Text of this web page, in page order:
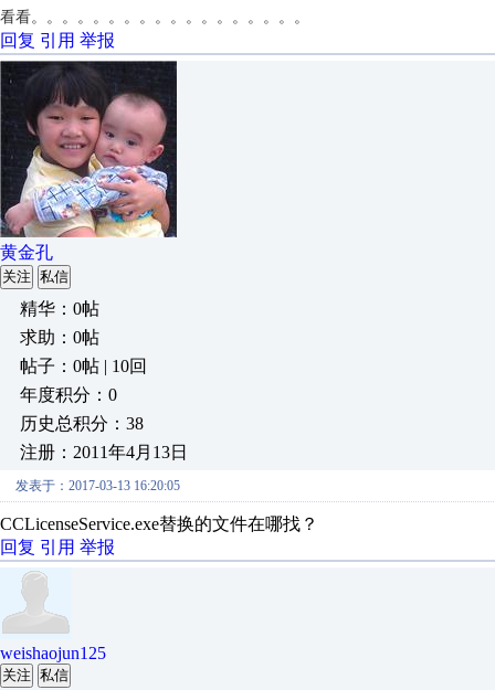
看看。。。。。。。。。。。。。。。。。。
回复 引用 举报
黄金孔
关注 私信
精华：0帖
求助：0帖
帖子：0帖 | 10回
年度积分：0
历史总积分：38
注册：2011年4月13日
发表于：2017-03-13 16:20:05
CCLicenseService.exe替换的文件在哪找？
回复 引用 举报
weishaojun125
关注 私信